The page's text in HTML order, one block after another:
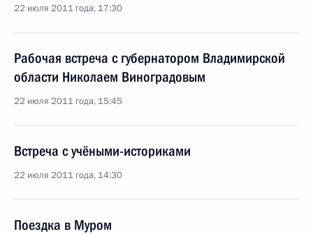
22 июля 2011 года, 17:30
Рабочая встреча с губернатором Владимирской
области Николаем Виноградовым
22 июля 2011 года, 15:45
Встреча с учёными-историками
22 июля 2011 года, 14:30
Поездка в Муром